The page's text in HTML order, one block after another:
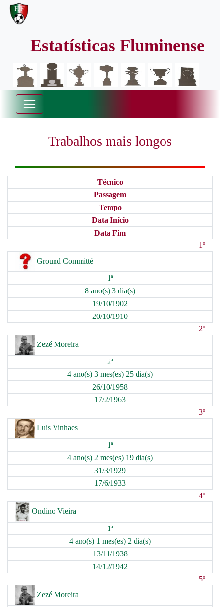
Estatísticas Fluminense
Trabalhos mais longos
Técnico
Passagem
Tempo
Data Início
Data Fim
1º
Ground Committé
1ª
8 ano(s) 3 dia(s)
19/10/1902
20/10/1910
2º
Zezé Moreira
2ª
4 ano(s) 3 mes(es) 25 dia(s)
26/10/1958
17/2/1963
3º
Luis Vinhaes
1ª
4 ano(s) 2 mes(es) 19 dia(s)
31/3/1929
17/6/1933
4º
Ondino Vieira
1ª
4 ano(s) 1 mes(es) 2 dia(s)
13/11/1938
14/12/1942
5º
Zezé Moreira